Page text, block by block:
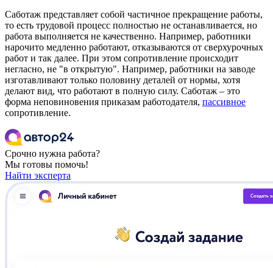
Саботаж представляет собой частичное прекращение работы,
то есть трудовой процесс полностью не останавливается, но
работа выполняется не качественно. Например, работники
нарочито медленно работают, отказываются от сверхурочных
работ и так далее. При этом сопротивление происходит
негласно, не "в открытую". Например, работники на заводе
изготавливают только половину деталей от нормы, хотя
делают вид, что работают в полную силу. Саботаж – это
форма неповиновения приказам работодателя, пассивное
сопротивление.
Срочно нужна работа?
Мы готовы помочь!
Найти эксперта